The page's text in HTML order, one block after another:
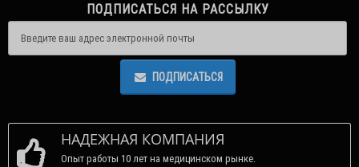
ПОДПИСАТЬСЯ НА РАССЫЛКУ
ПОДПИСАТЬСЯ
НАДЕЖНАЯ КОМПАНИЯ
Опыт работы 10 лет на медицинском рынке.